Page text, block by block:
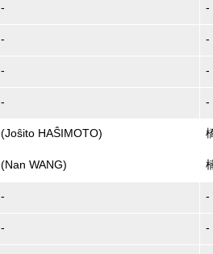
- -
- -
- -
- -
(Joŝito HAŜIMOTO)
(Nan WANG)
- -
- -